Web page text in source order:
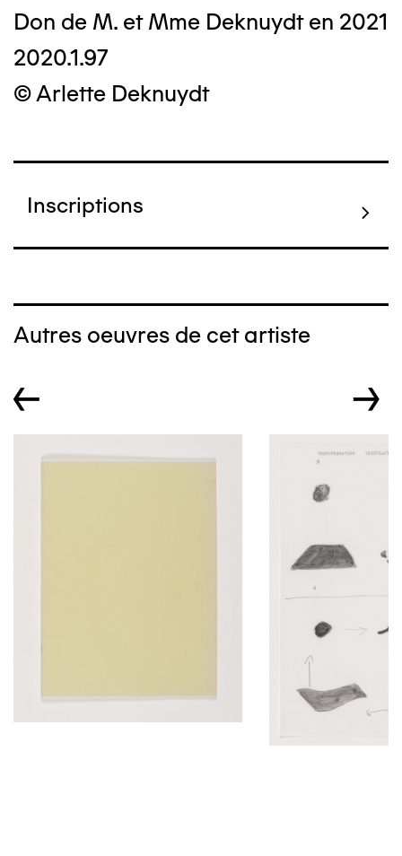
Don de M. et Mme Deknuydt en 2021
2020.1.97
© Arlette Deknuydt
Inscriptions
Autres oeuvres de cet artiste
← →